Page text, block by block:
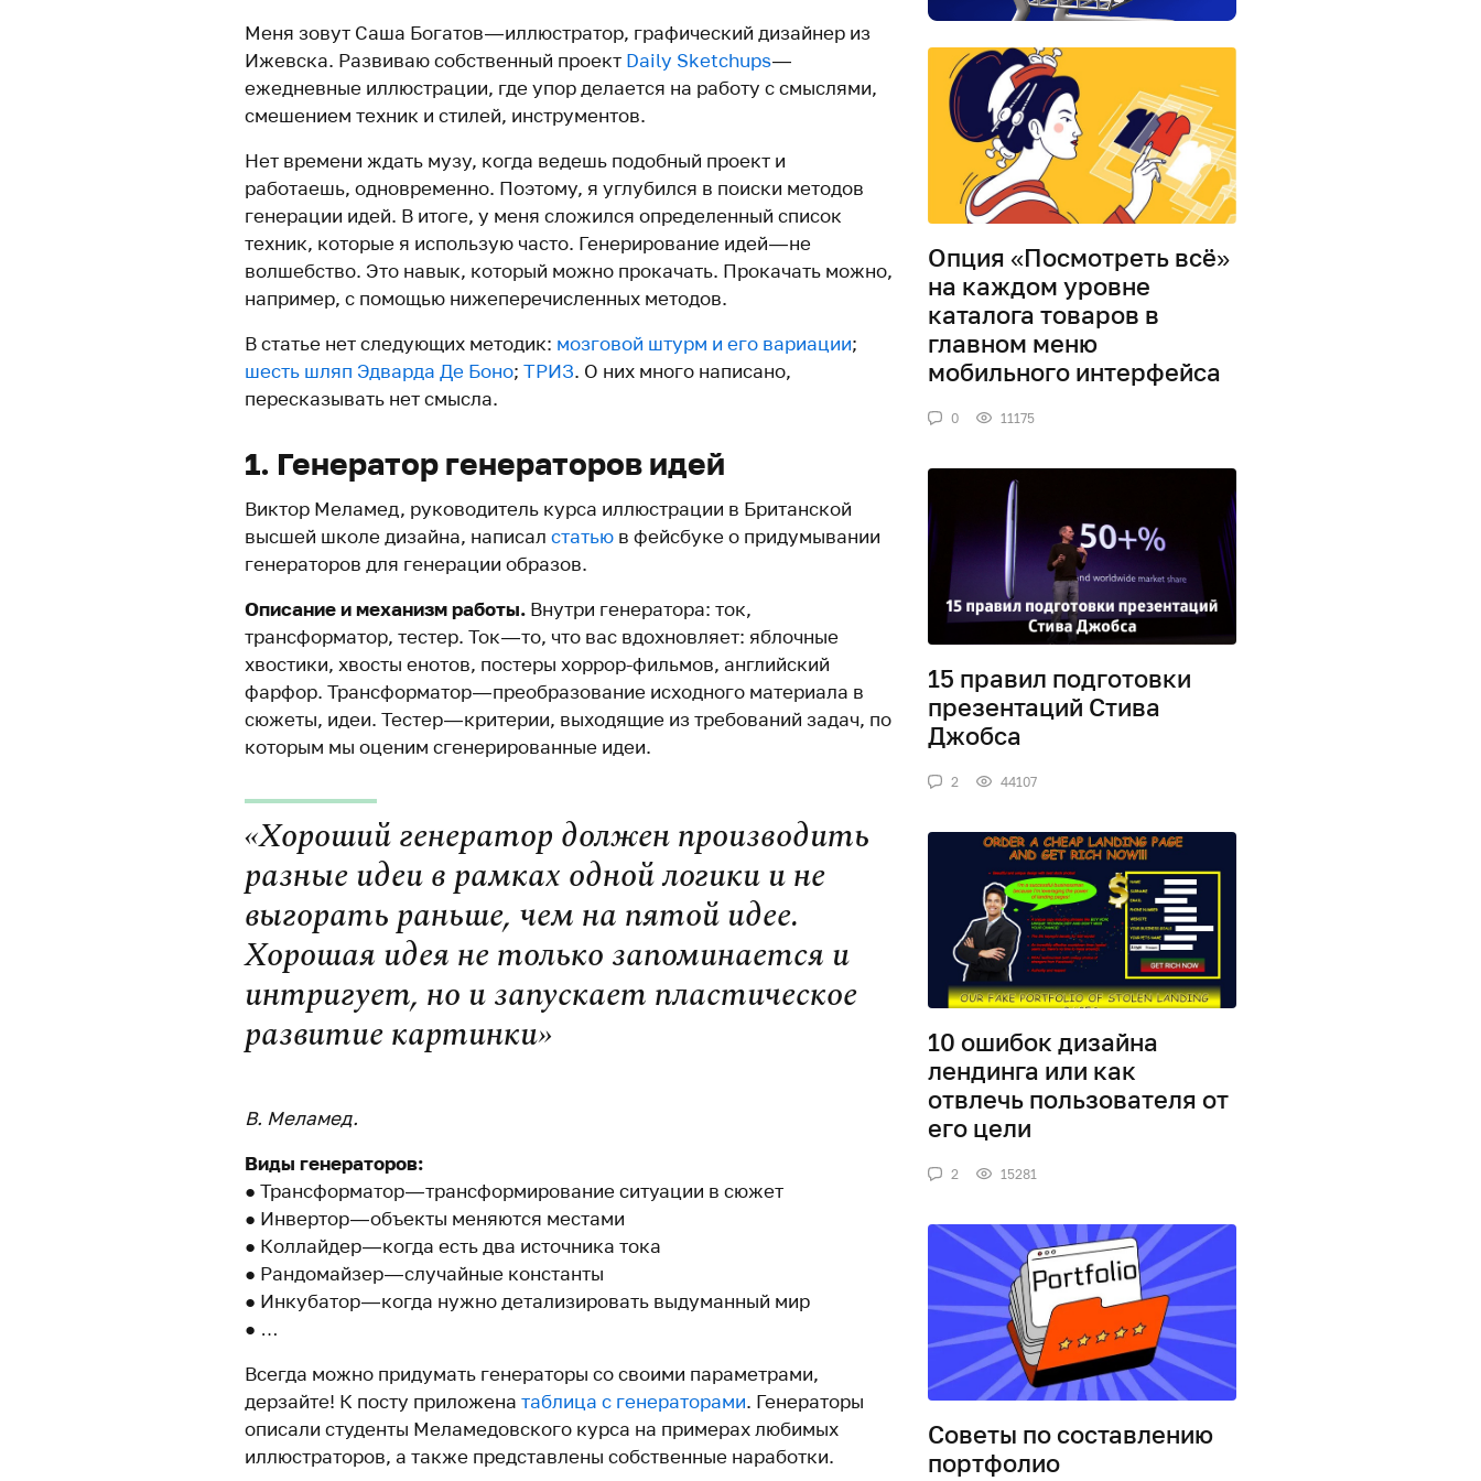
Меня зовут Саша Богатов — иллюстратор, графический дизайнер из
Ижевска. Развиваю собственный проект Daily Sketchups—
ежедневные иллюстрации, где упор делается на работу с смыслями,
смешением техник и стилей, инструментов.
Нет времени ждать музу, когда ведешь подобный проект и
работаешь, одновременно. Поэтому, я углубился в поиски методов
генерации идей. В итоге, у меня сложился определенный список
техник, которые я использую часто. Генерирование идей — не
волшебство. Это навык, который можно прокачать. Прокачать можно,
например, с помощью нижеперечисленных методов.
В статье нет следующих методик: мозговой штурм и его вариации;
шесть шляп Эдварда Де Боно; ТРИЗ. О них много написано,
пересказывать нет смысла.
1. Генератор генераторов идей
Виктор Меламед, руководитель курса иллюстрации в Британской
высшей школе дизайна, написал статью в фейсбуке о придумывании
генераторов для генерации образов.
Описание и механизм работы. Внутри генератора: ток,
трансформатор, тестер. Ток — то, что вас вдохновляет: яблочные
хвостики, хвосты енотов, постеры хоррор-фильмов, английский
фарфор. Трансформатор — преобразование исходного материала в
сюжеты, идеи. Тестер — критерии, выходящие из требований задач, по
которым мы оценим сгенерированные идеи.
«Хороший генератор должен производить
разные идеи в рамках одной логики и не
выгорать раньше, чем на пятой идее.
Хорошая идея не только запоминается и
интригует, но и запускает пластическое
развитие картинки»
В. Меламед.
Виды генераторов:
● Трансформатор — трансформирование ситуации в сюжет
● Инвертор — объекты меняются местами
● Коллайдер — когда есть два источника тока
● Рандомайзер — случайные константы
● Инкубатор — когда нужно детализировать выдуманный мир
● …
Всегда можно придумать генераторы со своими параметрами,
дерзайте! К посту приложена таблица с генераторами. Генераторы
описали студенты Меламедовского курса на примерах любимых
иллюстраторов, а также представлены собственные наработки.
Опция «Посмотреть всё»
на каждом уровне
каталога товаров в
главном меню
мобильного интерфейса
0 11175
15 правил подготовки
презентаций Стива
Джобса
2 44107
10 ошибок дизайна
лендинга или как
отвлечь пользователя от
его цели
2 15281
Советы по составлению
портфолио